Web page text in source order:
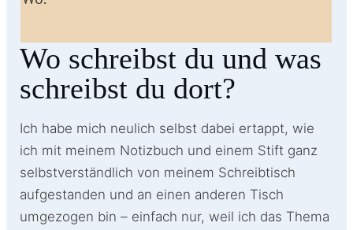
Wo schreibst du und was
schreibst du dort?
Ich habe mich neulich selbst dabei ertappt, wie
ich mit meinem Notizbuch und einem Stift ganz
selbstverständlich von meinem Schreibtisch
aufgestanden und an einen anderen Tisch
umgezogen bin – einfach nur, weil ich das Thema